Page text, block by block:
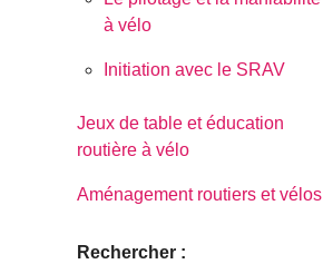
à vélo
Initiation avec le SRAV
Jeux de table et éducation
routière à vélo
Aménagement routiers et vélos
Rechercher :